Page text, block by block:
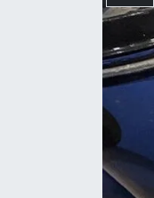
Canlı Yayın